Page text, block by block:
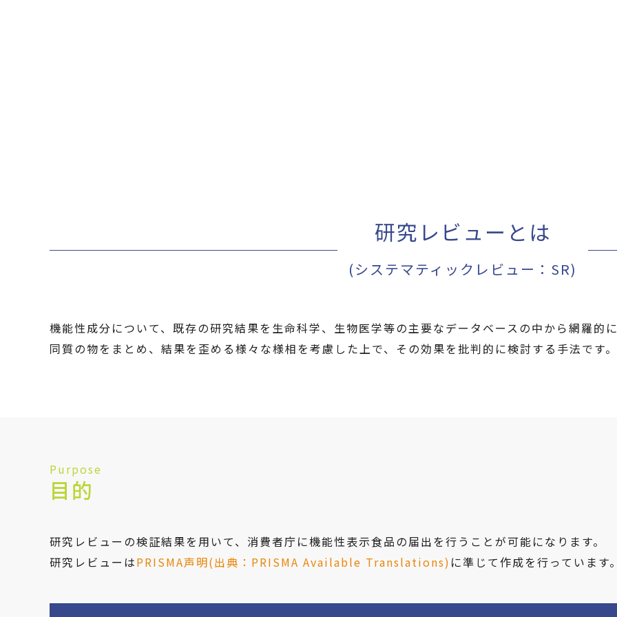
研究レビューとは
(システマティックレビュー：SR)
機能性成分について、既存の研究結果を生命科学、生物医学等の主要なデータベースの中から網羅的に
同質の物をまとめ、結果を歪める様々な様相を考慮した上で、その効果を批判的に検討する手法です。
Purpose
目的
研究レビューの検証結果を用いて、消費者庁に機能性表示食品の届出を行うことが可能になります。
研究レビューはPRISMA声明(出典：PRISMA Available Translations) に準じて作成を行っています。